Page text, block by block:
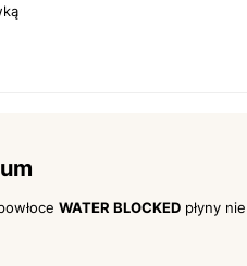
WATER BLOCKEDpłyny nie